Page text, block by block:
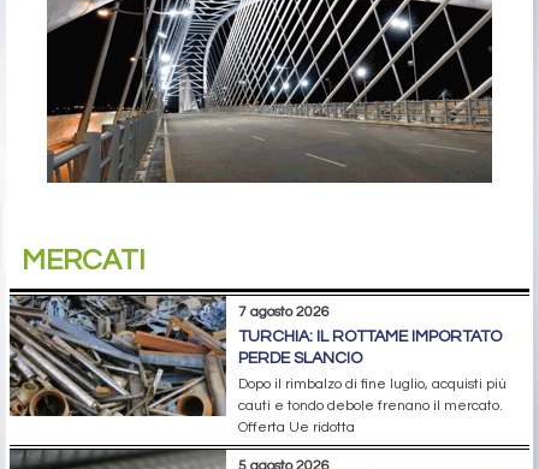
MERCATI
7 agosto 2026
TURCHIA: IL ROTTAME IMPORTATO
PERDE SLANCIO
Dopo il rimbalzo di fine luglio, acquisti più
cauti e tondo debole frenano il mercato.
Offerta Ue ridotta
5 agosto 2026